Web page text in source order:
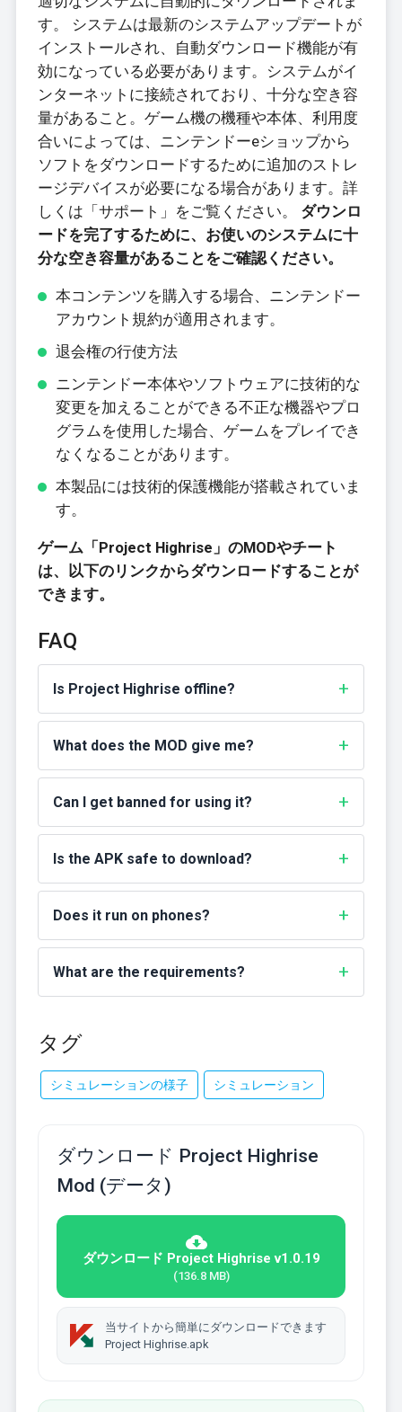
す。 システムは最新のシステムアップデートが
インストールされ、自動ダウンロード機能が有
効になっている必要があります。システムがイ
ンターネットに接続されており、十分な空き容
量があること。ゲーム機の機種や本体、利用度
合いによっては、ニンテンドーeショップから
ソフトをダウンロードするために追加のストレ
ージデバイスが必要になる場合があります。詳
しくは「サポート」をご覧ください。 ダウンロ
ードを完了するために、お使いのシステムに十
分な空き容量があることをご確認ください。
本コンテンツを購入する場合、ニンテンドー
アカウント規約が適用されます。
退会権の行使方法
ニンテンドー本体やソフトウェアに技術的な
変更を加えることができる不正な機器やプロ
グラムを使用した場合、ゲームをプレイでき
なくなることがあります。
本製品には技術的保護機能が搭載されていま
す。
ゲーム「Project Highrise」のMODやチート
は、以下のリンクからダウンロードすることが
できます。
FAQ
Is Project Highrise offline?
What does the MOD give me?
Can I get banned for using it?
Is the APK safe to download?
Does it run on phones?
What are the requirements?
タグ
シミュレーションの様子 シミュレーション
ダウンロード Project Highrise
Mod (データ)
ダウンロード Project Highrise v1.0.19
(136.8 MB)
当サイトから簡単にダウンロードできます
Project Highrise.apk